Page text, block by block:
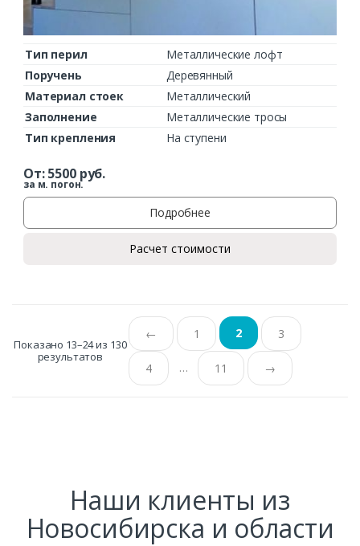
Тип перил
Металлические лофт
Поручень
Деревянный
Материал стоек
Металлический
Заполнение
Металлические тросы
Тип крепления
На ступени
От:5500руб.
за м. погон.
Подробнее
Расчет стоимости
Показано 13–24 из 130
результатов
← 1 2 3
4 … 11 →
Наши клиенты из
Новосибирска и области